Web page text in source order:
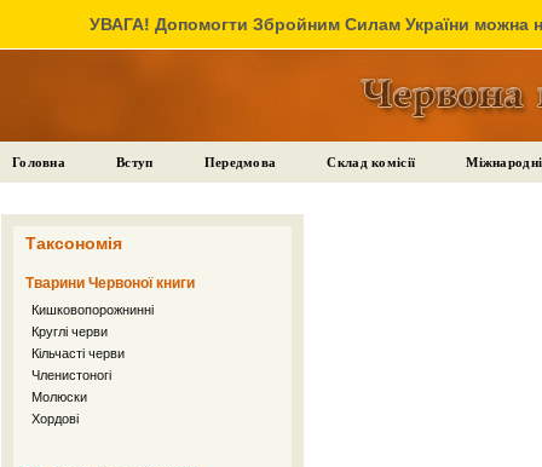
УВАГА! Допомогти Збройним Силам України можна
Головна Вступ Передмова Склад комісії
Таксономія
Тварини Червоної книги
Кишковопорожнинні
Круглі черви
Кільчасті черви
Членистоногі
Молюски
Хордові